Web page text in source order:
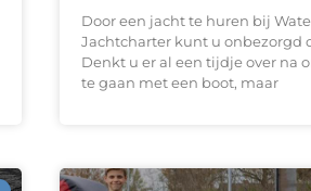
Door een jacht te huren bij
Jachtcharter kunt u onbezorgd
Denkt u er al een tijdje over na
te gaan met een boot, maar